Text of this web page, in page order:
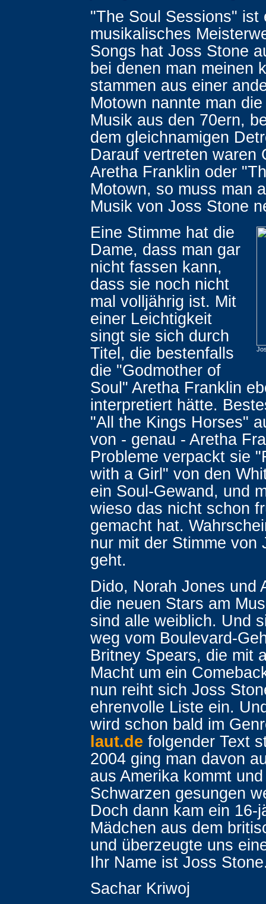
"The Soul Sessions" ist
musikalisches
Songs hat Joss Stone
bei denen man meinen
stammen aus einer
Motown nannte man
Musik aus den 70ern,
dem gleichnamigen
Darauf vertreten waren
Aretha Franklin oder
Motown, so muss man
Musik von Joss Stone
Eine Stimme hat die
Dame, dass man gar
nicht fassen kann,
dass sie noch nicht
mal volljährig ist. Mit
einer Leichtigkeit
singt sie sich durch
Titel, die bestenfalls
die "Godmother of
Soul" Aretha Franklin
interpretiert hätte.
"All the Kings Horses"
von - genau - Aretha
Probleme verpackt sie
with a Girl" von den
ein Soul-Gewand, und
wieso das nicht schon
gemacht hat.
nur mit der Stimme von
geht.
Dido, Norah Jones und
die neuen Stars am
sind alle weiblich. Und
weg vom Boulevard-
Britney Spears, die mit
Macht um ein
nun reiht sich Joss
ehrenvolle Liste ein.
wird schon bald im
laut.de folgender Text
2004 ging man davon
aus Amerika kommt
Schwarzen gesungen
Doch dann kam ein 16-
Mädchen aus dem
und überzeugte uns
Ihr Name ist Joss
Sachar Kriwoj